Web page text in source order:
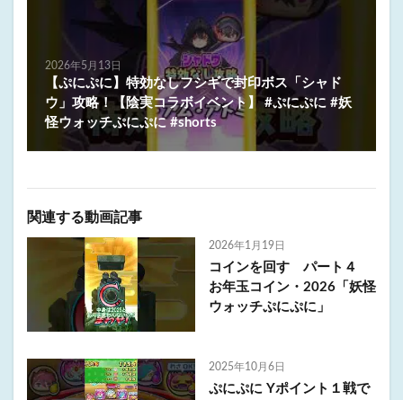
2026年5月13日
【ぷにぷに】特効なしフシギで封印ボス「シャド
ウ」攻略！【陰実コラボイベント】 #ぷにぷに #妖
怪ウォッチぷにぷに #shorts
関連する動画記事
2026年1月19日
コインを回す パート４
お年玉コイン・2026「妖怪
ウォッチぷにぷに」
2025年10月6日
ぷにぷに Yポイント１戦で